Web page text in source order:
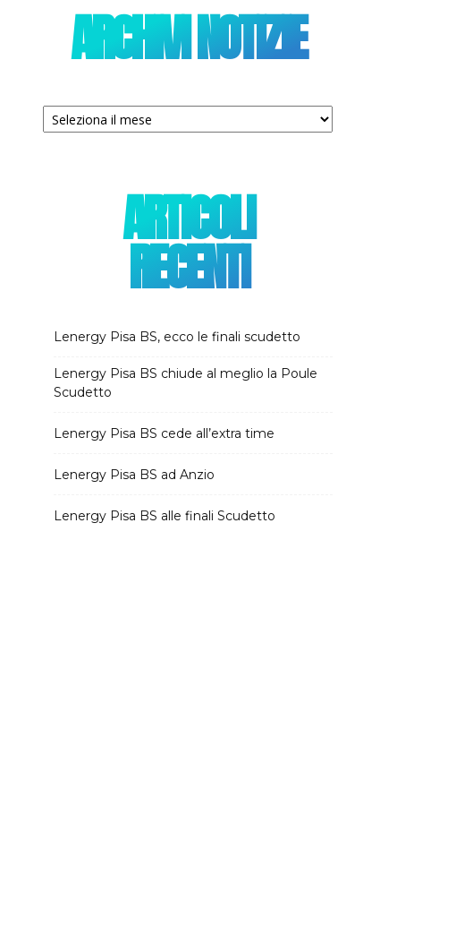
ARCHIVI NOTIZIE
Archivi
notizie
ARTICOLI
RECENTI
Lenergy Pisa BS, ecco le finali scudetto
Lenergy Pisa BS chiude al meglio la Poule
Scudetto
Lenergy Pisa BS cede all’extra time
Lenergy Pisa BS ad Anzio
Lenergy Pisa BS alle finali Scudetto